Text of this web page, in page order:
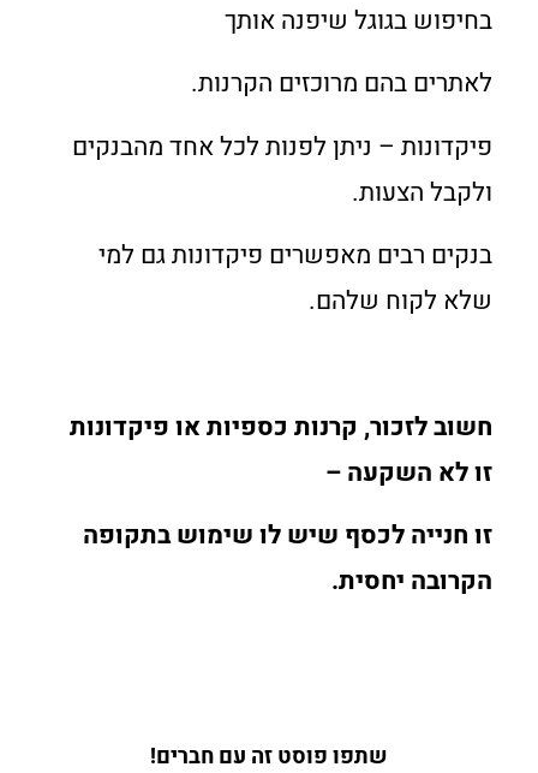
בחיפוש בגוגל שיפנה אותך
לאתרים בהם מרוכזים הקרנות.
פיקדונות – ניתן לפנות לכל אחד מהבנקים
ולקבל הצעות.
בנקים רבים מאפשרים פיקדונות גם למי
שלא לקוח שלהם.
חשוב לזכור, קרנות כספיות או פיקדונות
זו לא השקעה –
זו חנייה לכסף שיש לו שימוש בתקופה
הקרובה יחסית.
שתפו פוסט זה עם חברים!